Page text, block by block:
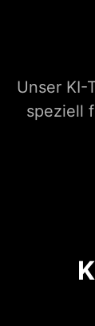
Unser KI-
speziell